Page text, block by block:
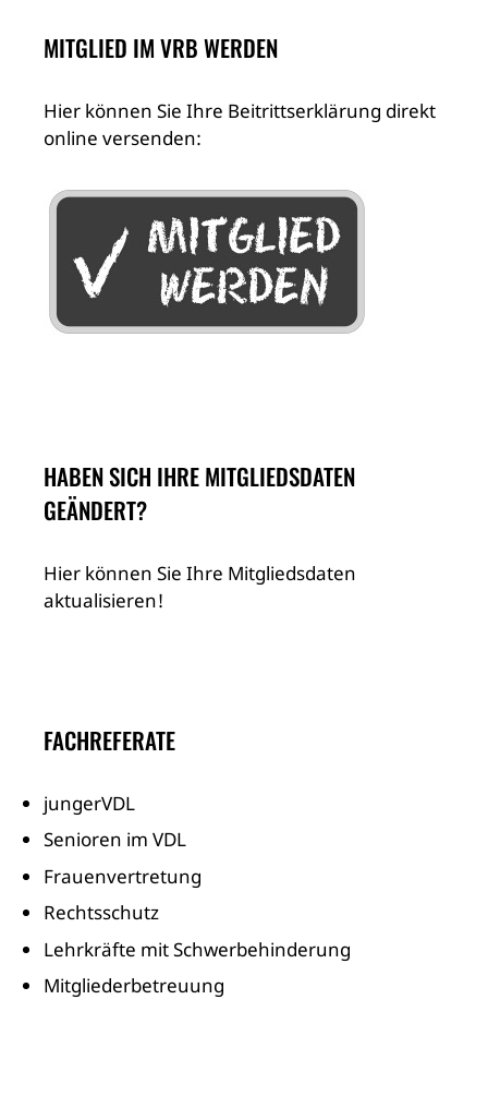
MITGLIED IM VRB WERDEN
Hier können Sie Ihre Beitrittserklärung direkt
online versenden:
HABEN SICH IHRE MITGLIEDSDATEN
GEÄNDERT?
Hier können Sie Ihre Mitgliedsdaten
aktualisieren!
FACHREFERATE
jungerVDL
Senioren im VDL
Frauenvertretung
Rechtsschutz
Lehrkräfte mit Schwerbehinderung
Mitgliederbetreuung